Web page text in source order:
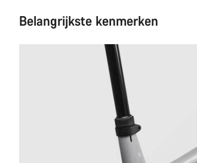
Belangrijkste kenmerken